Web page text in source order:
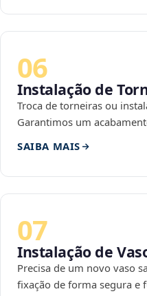
06
Instalação de
Troca de torneiras ou
Garantimos um
SAIBA MAIS
07
Instalação de
Precisa de um novo vaso
fixação de forma segura e